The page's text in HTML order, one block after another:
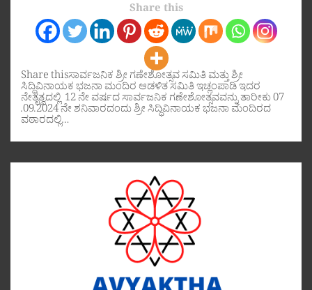
Share this
Share thisಸಾರ್ವಜನಿಕ ಶ್ರೀ ಗಣೇಶೋತ್ಸವ ಸಮಿತಿ ಮತ್ತು ಶ್ರೀ
ಸಿದ್ಧಿವಿನಾಯಕ ಭಜನಾ ಮಂದಿರ ಆಡಳಿತ ಸಮಿತಿ ಇಚ್ಲಂಪಾಡಿ ಇದರ
ನೇತೃತ್ವದಲ್ಲಿ 12 ನೇ ವರ್ಷದ ಸಾರ್ವಜನಿಕ ಗಣೇಶೋತ್ಸವವನ್ನು ತಾರೀಕು 07
.09.2024 ನೇ ಶನಿವಾರದಂದು ಶ್ರೀ ಸಿದ್ಧಿವಿನಾಯಕ ಭಜನಾ ಮಂದಿರದ
ವಠಾರದಲ್ಲಿ…